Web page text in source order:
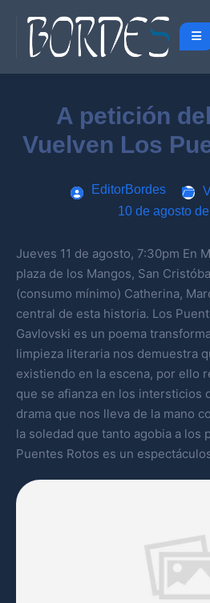
A petición
Vuelven Los
EditorBordes
10 de agosto
Jueves 11 de agosto, 7:30pm En
plaza de los Mangos, San
(consumo mínimo) Catherina,
central de esta historia. Los
Gavlovski es un poema
limpieza literaria nos demuestra
existiendo en la escena, por ello
que se afianza en los intersticios
drama que nos lleva de la mano
la soledad que tanto agobia a los
Puentes Rotos es un